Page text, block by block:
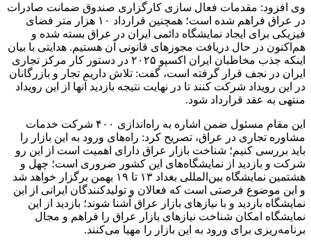
وی افزود: مقدمات فعال سازی کارگزاری صندوق ضمانت صادرات
در عراق فراهم شده است؛ همچنین قرارداد ۱۰ هزار متر فضای
فیزیکی برای ایجاد نمایشگاه دائمی ایران در عراق بسته شده و
هم‌اکنون در حال دریافت مجوزهای قانونی آن هستیم. هدایتی با بیان
اینکه جذب مخاطبان ایران اکسپو ۲۰۲۵ در دستور کار مرکز تجاری
ایران در نجف قرار گرفته است، گفت: تلاش داریم تجار و بازرگانان
در این رویداد شرکت کنند تا در نهایت نتیجه بازدید آنها از این رویداد
منتهی به عقد قرارداد شود.
این مقام مسئول ضمن اشاره به راه‌اندازی ۴۰۰ شرکت خدمات
مشاوره تجاری در عراق، تصریح کرد: راه‌های ورود به این بازار را
باید بررسی کنیم؛ شناخت بازار عراق دارای اهمیت است از این‌ رو
شرکت و بازدید از نمایشگاه‌های این کشور ضروری است؛ چهل و
هشتمین نمایشگاه بین‌المللی بغداد ۱۳ تا ۱۹ بهمن برگزار خواهد شد
و این موضوع فرصتی است که فعالان و تولیدکنندگان ایرانی از این
نمایشگاه بازدید و با نیازهای بازار عراق آشنا شوند؛ بازدید از این
نمایشگاه امکان شناخت نیازهای بازار عراق را فراهم و مجال
برنامه‌ریزی برای ورود به این بازار را مهیا می‌کنند.